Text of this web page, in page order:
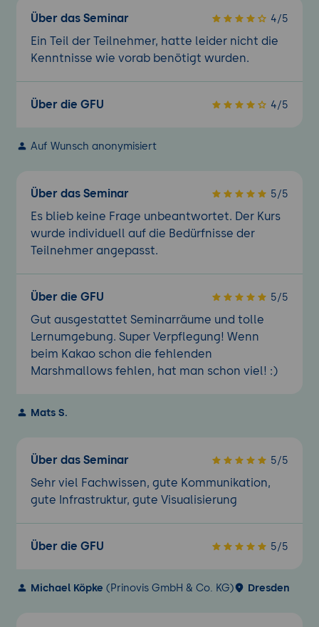
Über das Seminar 4/5
Ein Teil der Teilnehmer, hatte leider nicht die
Kenntnisse wie vorab benötigt wurden.
Über die GFU 4/5
Auf Wunsch anonymisiert
Über das Seminar 5/5
Es blieb keine Frage unbeantwortet. Der Kurs
wurde individuell auf die Bedürfnisse der
Teilnehmer angepasst.
Über die GFU 5/5
Gut ausgestattet Seminarräume und tolle
Lernumgebung. Super Verpflegung! Wenn
beim Kakao schon die fehlenden
Marshmallows fehlen, hat man schon viel! :)
Mats S.
Über das Seminar 5/5
Sehr viel Fachwissen, gute Kommunikation,
gute Infrastruktur, gute Visualisierung
Über die GFU 5/5
Michael Köpke (Prinovis GmbH & Co. KG) Dresden